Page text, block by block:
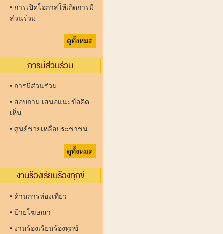
• การเปิดโอกาสให้เกิดการมี
ส่วนร่วม
ดูทั้งหมด
การมีส่วนร่วม
• การมีส่วนร่วม
• สอบถาม เสนอแนะข้อคิด
เห็น
• ศูนย์ช่วยเหลือประชาชน
ดูทั้งหมด
งานร้องเรียนร้องทุกข์
• ด้านการท่องเที่ยว
• ป้ายโฆษณา
• งานร้องเรียนร้องทุกข์